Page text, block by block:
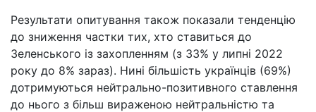
Результати опитування також показали тенденцію
до зниження частки тих, хто ставиться до
Зеленського із захопленням (з 33% у липні 2022
року до 8% зараз). Нині більшість українців (69%)
дотримуються нейтрально-позитивного ставлення
до нього з більш вираженою нейтральністю та